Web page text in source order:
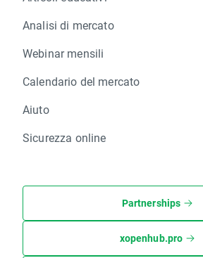
Analisi di mercato
Webinar mensili
Calendario del mercato
Aiuto
Sicurezza online
Partnerships
xopenhub.pro